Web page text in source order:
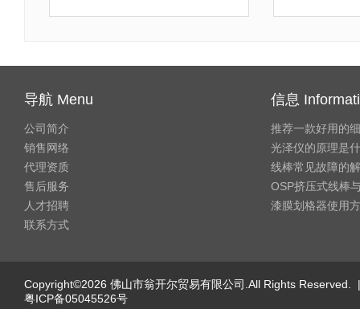
导航 Menu
公司简介
销售网络
代理资质
售后服务
人才招聘
联系方式
信息
推荐一款好用的
光泽仪的原理是
线棒常见故障的
OSP挤压式线棒
漆膜划格器使用
Copyright©2026 佛山市翁开尔贸易有限公司.All Rights Reserved. |
粤ICP备05045526号